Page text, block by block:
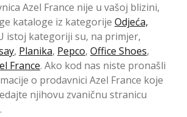
Azel France nije u vašoj blizini,
kataloge iz kategorije Odjeća,
istoj kategoriji su, na primjer,
, Planika, Pepco, Office Shoes,
France. Ako kod nas niste pronašli
o prodavnici Azel France koje
njihovu zvaničnu stranicu
.